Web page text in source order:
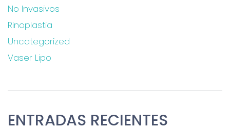
No Invasivos
Rinoplastia
Uncategorized
Vaser Lipo
ENTRADAS RECIENTES